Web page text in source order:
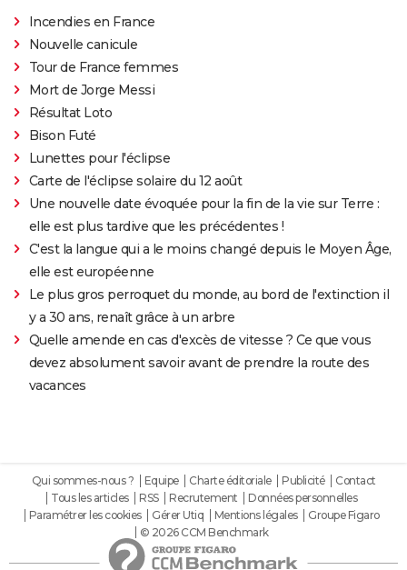
Incendies en France
Nouvelle canicule
Tour de France femmes
Mort de Jorge Messi
Résultat Loto
Bison Futé
Lunettes pour l'éclipse
Carte de l'éclipse solaire du 12 août
Une nouvelle date évoquée pour la fin de la vie sur Terre :
elle est plus tardive que les précédentes !
C'est la langue qui a le moins changé depuis le Moyen Âge,
elle est européenne
Le plus gros perroquet du monde, au bord de l'extinction il
y a 30 ans, renaît grâce à un arbre
Quelle amende en cas d'excès de vitesse ? Ce que vous
devez absolument savoir avant de prendre la route des
vacances
Qui sommes-nous ? Equipe Charte éditoriale Publicité
Contact
Tous les articles
RSS Recrutement
Données personnelles
Paramétrer les cookies
Gérer Utiq Mentions légales
Groupe Figaro
© 2026 CCM Benchmark